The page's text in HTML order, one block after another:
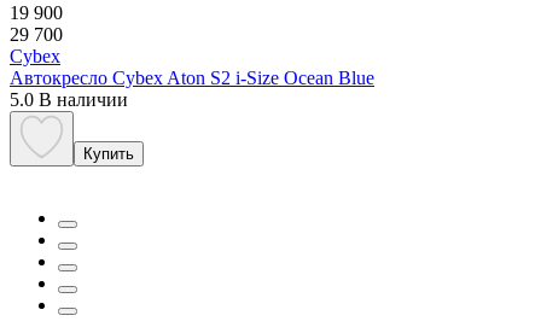
19 900
29 700
Cybex
Автокресло Cybex Aton S2 i-Size Ocean Blue
5.0 В наличии
Купить